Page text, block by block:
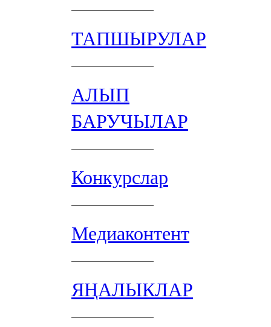
ТАПШЫРУЛАР
АЛЫП
БАРУЧЫЛАР
Конкурслар
Медиаконтент
ЯҢАЛЫКЛАР